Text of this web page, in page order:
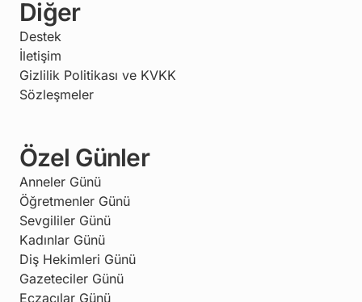
Diğer
Destek
İletişim
Gizlilik Politikası ve KVKK
Sözleşmeler
Özel Günler
Anneler Günü
Öğretmenler Günü
Sevgililer Günü
Kadınlar Günü
Diş Hekimleri Günü
Gazeteciler Günü
Eczacılar Günü